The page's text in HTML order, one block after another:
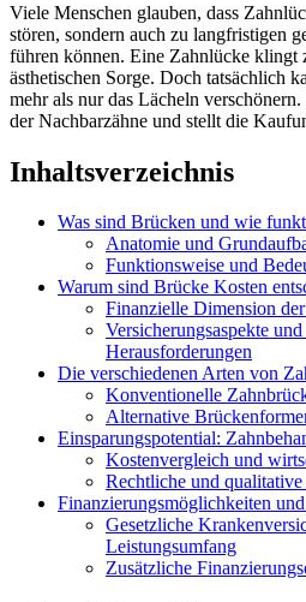
Viele Menschen glauben, dass
stören, sondern auch zu langfristigen
führen können. Eine Zahnlücke klingt
ästhetischen Sorge. Doch tatsächlich
mehr als nur das Lächeln
der Nachbarzähne und stellt die
Inhaltsverzeichnis
Was sind Brücken und wie
Anatomie und
Funktionsweise und
Warum sind Brücke Kosten
Finanzielle Dimension
Versicherungsaspekte
Herausforderungen
Die verschiedenen Arten von
Konventionelle
Alternative
Einsparungspotential:
Kostenvergleich und
Rechtliche und
Finanzierungsmöglichkeiten
Gesetzliche
Leistungsumfang
Zusätzliche